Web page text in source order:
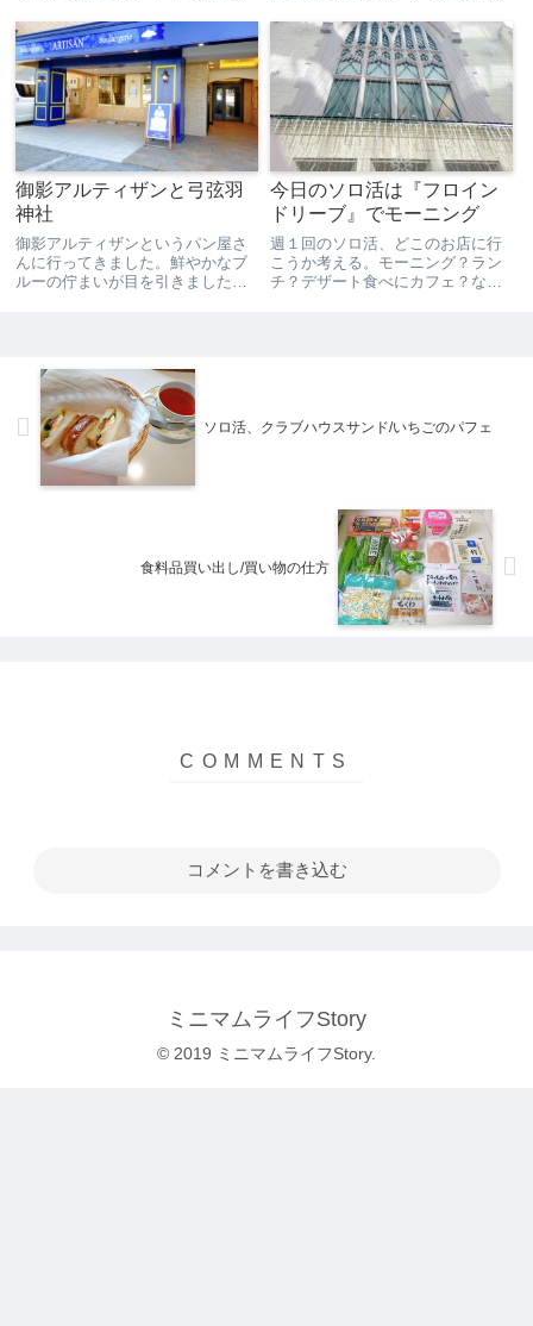
っとりモチモチ。プレートは、一
つ一つの素材がおいしかった。お
米じゃなくてクスクスのカレー。
トッピングを混ぜて食べ...
で驚きました。無事投票も終え
て、いざソロ活スタート！目的
は、キャロットケーキ。実は、キ
ャロットケーキを食べたことがな
くて...
御影アルティザンと弓弦羽
神社
御影アルティザンというパン屋さ
んに行ってきました。鮮やかなブ
ルーの佇まいが目を引きました。
羽神社は、羽生結弦さんが何度か
お...
今日のソロ活は『フロイン
ドリーブ』でモーニング
週１回のソロ活、どこのお店に行
こうか考える。モーニング？ラン
チ？デザート食べにカフェ？など
ソロ活、クラブハウスサンド/いちごのパフェ
食料品買い出し/買い物の仕方
コメントを書き込む
ミニマムライフStory
© 2019 ミニマムライフStory.